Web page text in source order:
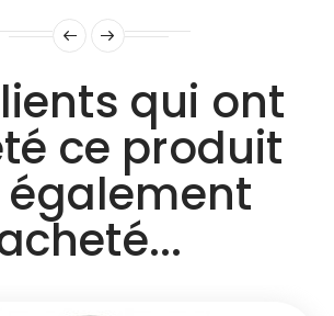
qui ont
ce produit